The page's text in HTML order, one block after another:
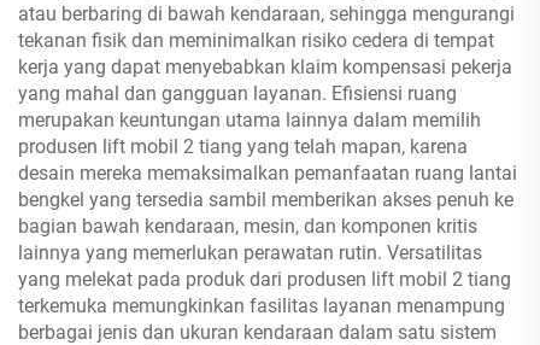
atau berbaring di bawah kendaraan, sehingga mengurangi
tekanan fisik dan meminimalkan risiko cedera di tempat
kerja yang dapat menyebabkan klaim kompensasi pekerja
yang mahal dan gangguan layanan. Efisiensi ruang
merupakan keuntungan utama lainnya dalam memilih
produsen lift mobil 2 tiang yang telah mapan, karena
desain mereka memaksimalkan pemanfaatan ruang lantai
bengkel yang tersedia sambil memberikan akses penuh ke
bagian bawah kendaraan, mesin, dan komponen kritis
lainnya yang memerlukan perawatan rutin. Versatilitas
yang melekat pada produk dari produsen lift mobil 2 tiang
terkemuka memungkinkan fasilitas layanan menampung
berbagai jenis dan ukuran kendaraan dalam satu sistem